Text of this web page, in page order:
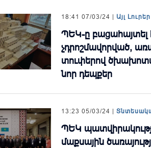
18:41 07/03/24 | Այլ Լուրեր
ՊԵԿ-ը բացահայտել
չդրոշմավորված,
տուփերով
նոր դեպքեր
13:23 05/03/24 |
ՊԵԿ
մաքսային